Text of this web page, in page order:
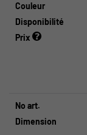
Couleur
Disponibilité
Prix
No art.
Dimension